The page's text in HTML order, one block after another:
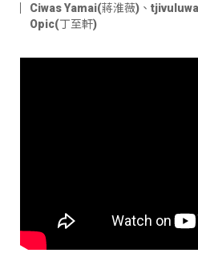
Ciwas Yamai(蔣淮薇) 、
Opic(丁至軒)